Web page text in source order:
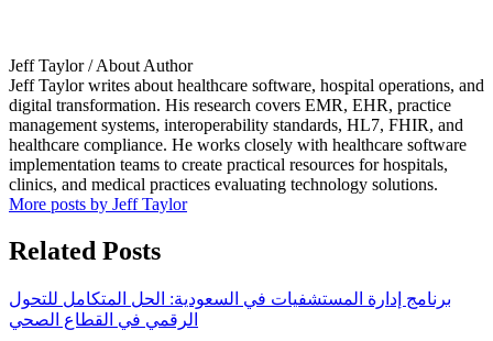
Jeff Taylor/ About Author
Jeff Taylor writes about healthcare software, hospital operations, and
digital transformation. His research covers EMR, EHR, practice
management systems, interoperability standards, HL7, FHIR, and
healthcare compliance. He works closely with healthcare software
implementation teams to create practical resources for hospitals,
clinics, and medical practices evaluating technology solutions.
More posts by Jeff Taylor
Related Posts
برنامج إدارة المستشفيات في السعودية: الحل المتكامل للتحول
الرقمي في القطاع الصحي